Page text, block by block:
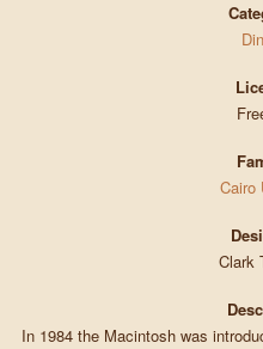
Cairo
Clark
In 1984 the Macintosh was